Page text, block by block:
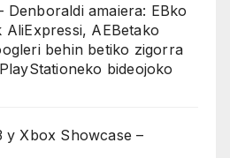
Denboraldi amaiera: EBko
AEBetako
behin betiko zigorra
bideojoko
y Xbox Showcase –